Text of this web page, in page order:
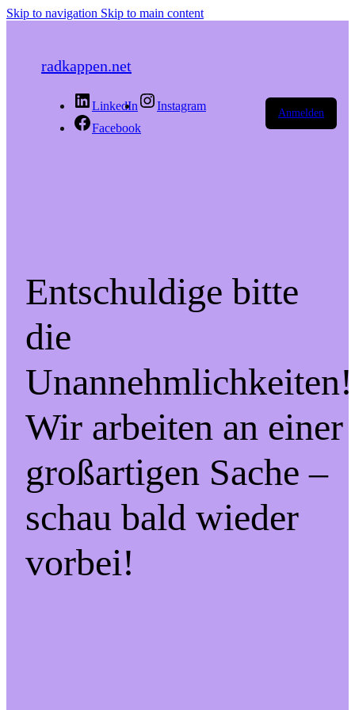
Skip to navigation Skip to main content
radkappen.net
LinkedIn
Instagram
Facebook
Anmelden
Entschuldige bitte
die
Unannehmlichkeiten!
Wir arbeiten an einer
großartigen Sache –
schau bald wieder
vorbei!